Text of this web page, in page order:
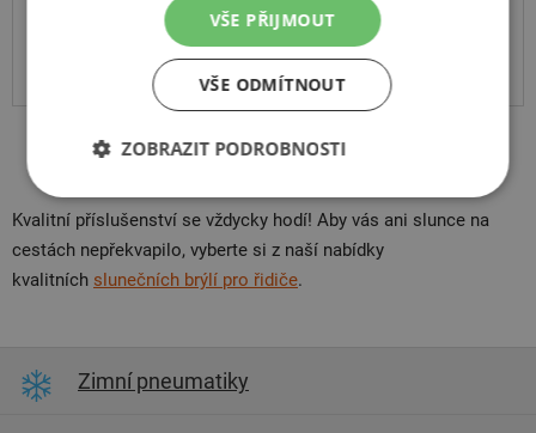
SKLADEM Expedujeme do 2 dnů
Na prodejně v Opavě do 2 dnů.
Centrální sklad 20 ks.
Kvalitní příslušenství se vždycky hodí! Aby vás ani slunce na
cestách nepřekvapilo, vyberte si z naší nabídky
kvalitních slunečních brýlí pro řidiče.
Zimní pneumatiky
VŠE PŘIJMOUT
VŠE ODMÍTNOUT
ZOBRAZIT PODROBNOSTI